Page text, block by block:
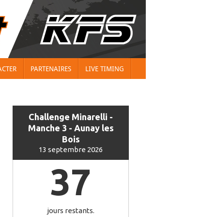
PARTENAIRES LIVE TIMING
Challenge Minarelli -
Manche 3 - Aunay les
Bois
13 septembre 2026
37
jours restants.